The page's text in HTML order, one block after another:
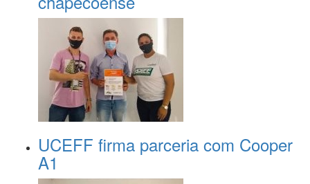
UCEFF firma parceria com Cooper
A1